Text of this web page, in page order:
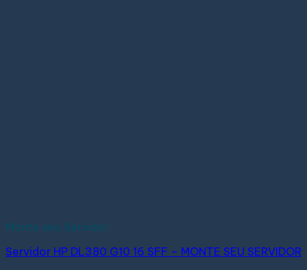
Monte seu Servidor
Servidor HP DL380 G10 16 SFF – MONTE SEU SERVIDOR